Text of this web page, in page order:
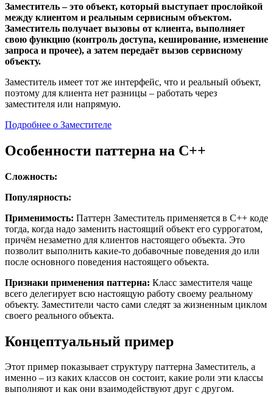
Заместитель – это объект, который выступает прослойкой
между клиентом и реальным сервисным объектом.
Заместитель получает вызовы от клиента, выполняет
свою функцию (контроль доступа, кеширование, изменение
запроса и прочее), а затем передаёт вызов сервисному
объекту.
Заместитель имеет тот же интерфейс, что и реальный объект,
поэтому для клиента нет разницы – работать через
заместителя или напрямую.
Подробнее о Заместителе
Особенности паттерна на C++
Сложность:
Популярность:
Применимость: Паттерн Заместитель применяется в C++ коде
тогда, когда надо заменить настоящий объект его суррогатом,
причём незаметно для клиентов настоящего объекта. Это
позволит выполнить какие-то добавочные поведения до или
после основного поведения настоящего объекта.
Признаки применения паттерна: Класс заместителя чаще
всего делегирует всю настоящую работу своему реальному
объекту. Заместители часто сами следят за жизненным циклом
своего реального объекта.
Концептуальный пример
Этот пример показывает структуру паттерна Заместитель, а
именно – из каких классов он состоит, какие роли эти классы
выполняют и как они взаимодействуют друг с другом.